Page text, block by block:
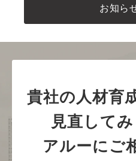
お知ら
貴社の人材育
見直して
アルーにご